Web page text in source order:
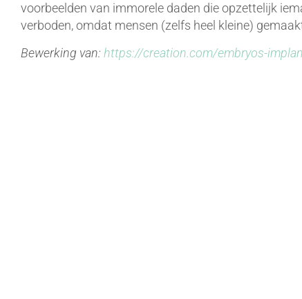
voorbeelden van immorele daden die opzettelijk
verboden, omdat mensen (zelfs heel kleine)
Bewerking van: https://creation.com/embryos-